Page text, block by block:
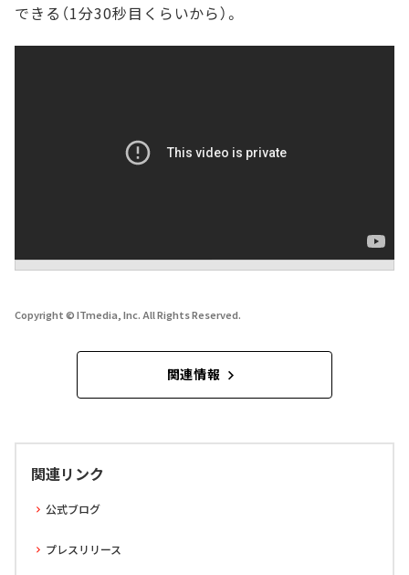
できる（1分30秒目くらいから）。
Copyright © ITmedia, Inc. All Rights Reserved.
関連情報
関連リンク
公式ブログ
プレスリリース